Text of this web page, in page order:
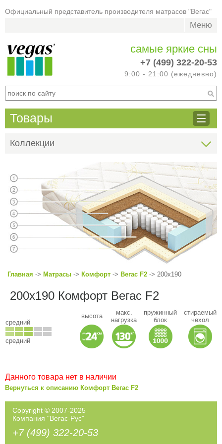
Официальный представитель производителя матрасов "Вегас"
Меню
самые яркие сны
+7 (499) 322-20-53
9:00 - 21:00 (ежедневно)
Товары
Коллекции
Главная -> Матрасы -> Комфорт -> Вегас F2 -> 200x190
200x190 Комфорт Вегас F2
средний
средний
высота
макс.
нагрузка
пружинный
блок
стираемый
чехол
Данного товара нет в наличии
Вернуться к описанию Комфорт Вегас F2
Copyright © 2007-2025
Компания "Вегас-Рус"
+7 (499) 322-20-53